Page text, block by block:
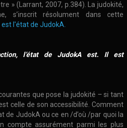
» (Larrant, 2007, p.384). La judokité,
s’inscrit résolument dans cette
est l'état de JudokA.
l’état de JudokA est. Il est
que pose la judokité – si tant
celle de son accessibilité. Comment
de JudokA ou ce en /d’où /par quoi la
compte assurément parmi les plus